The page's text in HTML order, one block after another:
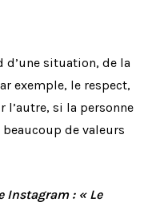
d’une situation, de la
exemple, le respect,
l’autre, si la personne
de valeurs
Instagram : « Le